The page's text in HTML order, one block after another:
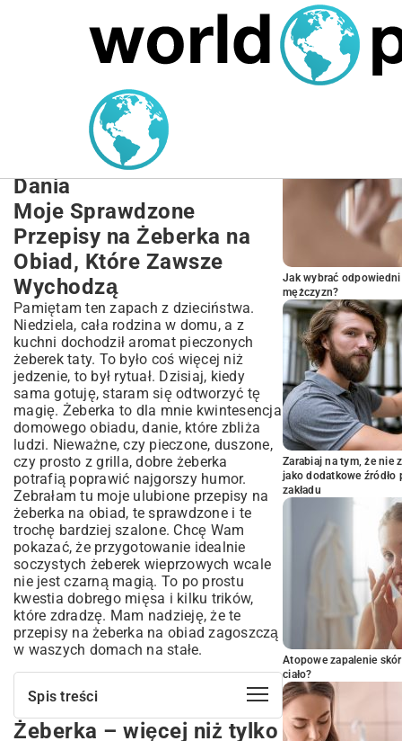
MARIUSZ ŁAMAGA 27.09.2025
Przepisy na Żeberka na
Obiad: Kompletny
Przewodnik i Soczyste
Dania
Moje Sprawdzone
Przepisy na Żeberka na
Obiad, Które Zawsze
Wychodzą
Pamiętam ten zapach z dzieciństwa.
Niedziela, cała rodzina w domu, a z
kuchni dochodził aromat pieczonych
żeberek taty. To było coś więcej niż
jedzenie, to był rytuał. Dzisiaj, kiedy
sama gotuję, staram się odtworzyć tę
magię. Żeberka to dla mnie kwintesencja
domowego obiadu, danie, które zbliża
ludzi. Nieważne, czy pieczone, duszone,
czy prosto z grilla, dobre żeberka
potrafią poprawić najgorszy humor.
Zebrałam tu moje ulubione przepisy na
żeberka na obiad, te sprawdzone i te
trochę bardziej szalone. Chcę Wam
pokazać, że przygotowanie idealnie
soczystych żeberek wieprzowych wcale
nie jest czarną magią. To po prostu
kwestia dobrego mięsa i kilku trików,
które zdradzę. Mam nadzieję, że te
przepisy na żeberka na obiad zagoszczą
w waszych domach na stałe.
Spis treści
Żeberka – więcej niż tylko kawałek
Żeberka – więcej niż tylko
Jak wybrać
mężczyzn?
Zarabiaj na tym, że nie
jako dodatkowe
zakładu
Atopowe zapalenie
ciało?